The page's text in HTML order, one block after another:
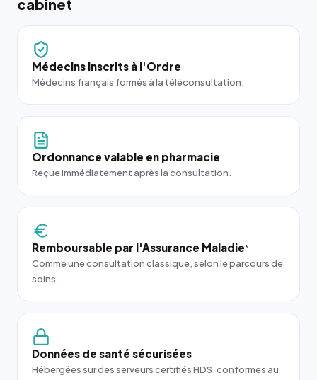
cabinet
Médecins inscrits à l'Ordre
Médecins français formés à la téléconsultation.
Ordonnance valable en pharmacie
Reçue immédiatement après la consultation.
Remboursable par l'Assurance Maladie*
Comme une consultation classique, selon le parcours de
soins.
Données de santé sécurisées
Hébergées sur des serveurs certifiés HDS, conformes au